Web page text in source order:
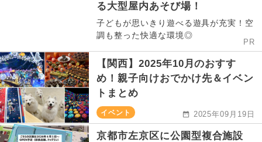
る大型屋内あそび場！
子どもが思いきり遊べる遊具が充実！空
調も整った快適な環境◎
PR
【関西】2025年10月のおすす
め！親子向けおでかけ先＆イベン
トまとめ
イベント 2025年09月19日
京都市左京区に公園型複合施設